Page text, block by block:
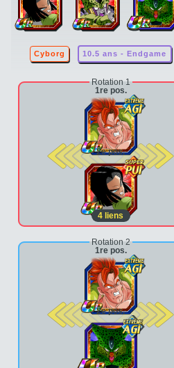
Cyborg 10.5 ans - Endgame
Rotation 1
1re pos.
2e pos.
4 liens
Rotation 2
1re pos.
2e pos.